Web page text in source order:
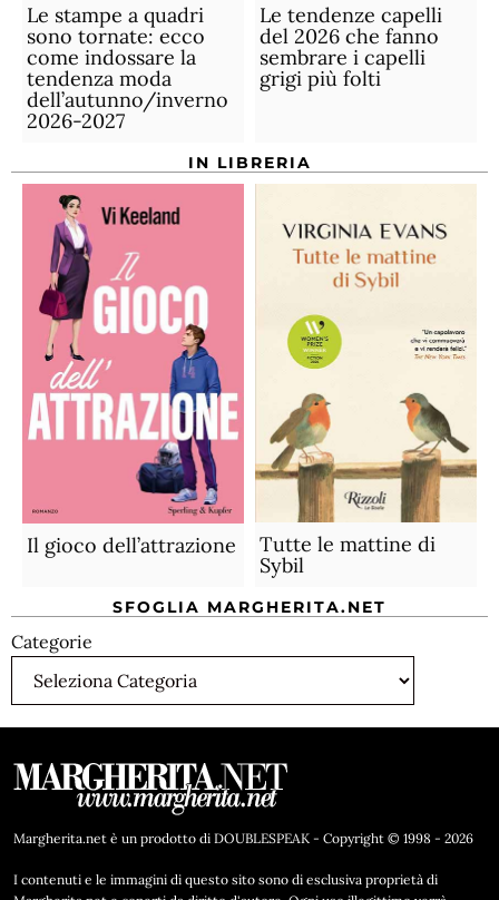
Le stampe a quadri
sono tornate: ecco
come indossare la
tendenza moda
dell’autunno/inverno
2026-2027
Le tendenze capelli
del 2026 che fanno
sembrare i capelli
grigi più folti
IN LIBRERIA
Il gioco dell’attrazione
Tutte le mattine di
Sybil
SFOGLIA MARGHERITA.NET
Categorie
Margherita.net è un prodotto di DOUBLESPEAK - Copyright © 1998 - 2026
I contenuti e le immagini di questo sito sono di esclusiva proprietà di